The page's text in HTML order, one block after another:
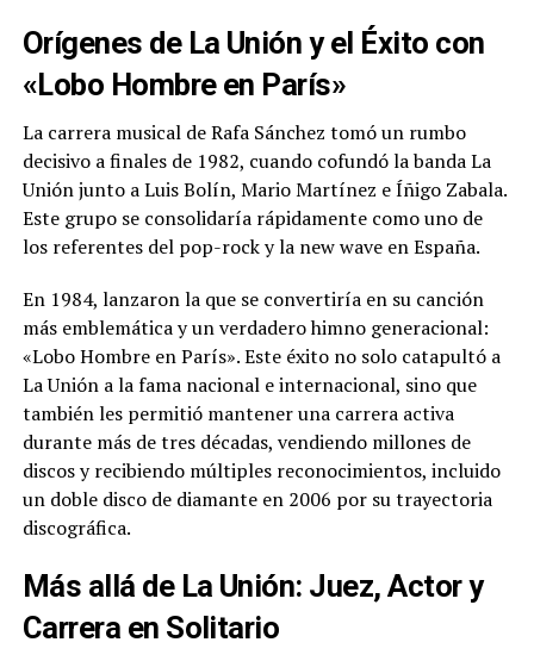
Orígenes de La Unión y el Éxito con
«Lobo Hombre en París»
La carrera musical de Rafa Sánchez tomó un rumbo
decisivo a finales de 1982, cuando cofundó la banda La
Unión junto a Luis Bolín, Mario Martínez e Íñigo Zabala.
Este grupo se consolidaría rápidamente como uno de
los referentes del pop-rock y la new wave en España.
En 1984, lanzaron la que se convertiría en su canción
más emblemática y un verdadero himno generacional:
«Lobo Hombre en París». Este éxito no solo catapultó a
La Unión a la fama nacional e internacional, sino que
también les permitió mantener una carrera activa
durante más de tres décadas, vendiendo millones de
discos y recibiendo múltiples reconocimientos, incluido
un doble disco de diamante en 2006 por su trayectoria
discográfica.
Más allá de La Unión: Juez, Actor y
Carrera en Solitario